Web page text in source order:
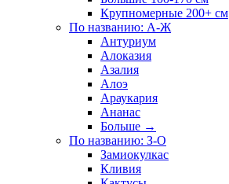
Крупномерные 200+ см
По названию: А-Ж
Антуриум
Алоказия
Азалия
Алоэ
Араукария
Ананас
Больше →
По названию: З-О
Замиокулкас
Кливия